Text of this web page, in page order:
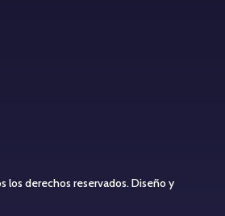
los derechos reservados.Diseño y